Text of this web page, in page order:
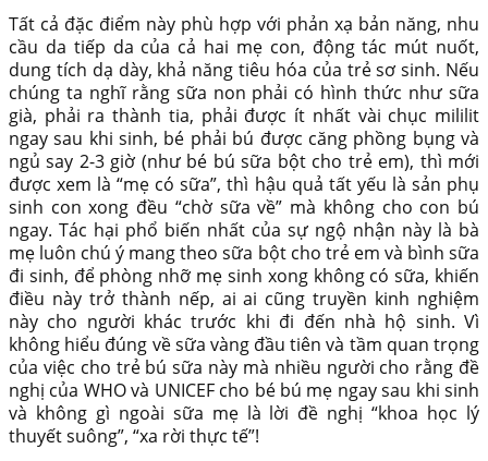
Tất cả đặc điểm này phù hợp với phản xạ bản năng, nhu
cầu da tiếp da của cả hai mẹ con, động tác mút nuốt,
dung tích dạ dày, khả năng tiêu hóa của trẻ sơ sinh. Nếu
chúng ta nghĩ rằng sữa non phải có hình thức như sữa
già, phải ra thành tia, phải được ít nhất vài chục mililit
ngay sau khi sinh, bé phải bú được căng phồng bụng và
ngủ say 2-3 giờ (như bé bú sữa bột cho trẻ em), thì mới
được xem là “mẹ có sữa”, thì hậu quả tất yếu là sản phụ
sinh con xong đều “chờ sữa về” mà không cho con bú
ngay. Tác hại phổ biến nhất của sự ngộ nhận này là bà
mẹ luôn chú ý mang theo sữa bột cho trẻ em và bình sữa
đi sinh, để phòng nhỡ mẹ sinh xong không có sữa, khiến
điều này trở thành nếp, ai ai cũng truyền kinh nghiệm
này cho người khác trước khi đi đến nhà hộ sinh. Vì
không hiểu đúng về sữa vàng đầu tiên và tầm quan trọng
của việc cho trẻ bú sữa này mà nhiều người cho rằng đề
nghị của WHO và UNICEF cho bé bú mẹ ngay sau khi sinh
và không gì ngoài sữa mẹ là lời đề nghị “khoa học lý
thuyết suông”, “xa rời thực tế”!